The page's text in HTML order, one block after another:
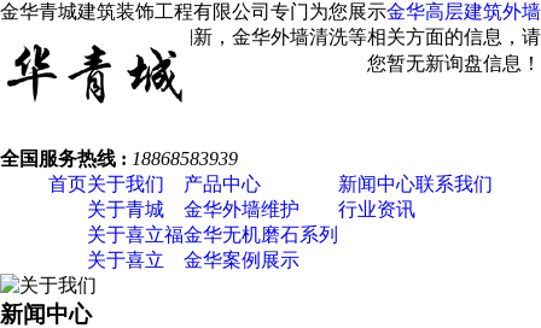
金华青城建筑装饰工程有限公司专门为您展示金华高层建筑外墙
，金华外墙涂料翻新，金华外墙清洗等相关方面的信息，请
您关注我们！
您暂无新询盘信息！
全国服务热线 : 18868583939
首页关于我们
关于青城
关于喜立福
关于喜立
产品中心
金华外墙维护
金华无机磨石系列
金华案例展示
新闻中心
行业资讯
联系我们
新闻中心